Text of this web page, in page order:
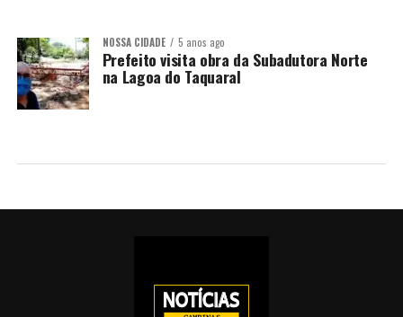
NOSSA CIDADE 5 anos ago
Prefeito visita obra da Subadutora Norte
na Lagoa do Taquaral